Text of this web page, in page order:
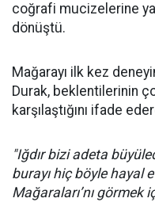
coğrafi mucizelerine
dönüştü.
Mağarayı ilk kez
Durak, beklentilerinin
karşılaştığını ifade
"Iğdır bizi adeta
burayı hiç böyle hayal
Mağaraları’nı görmek